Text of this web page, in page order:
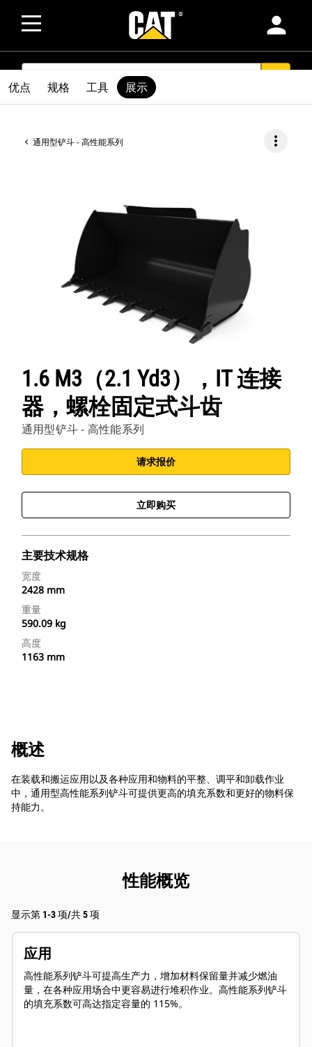
person
SEARCH
通用型铲斗 - 高性能系列 more_vert
1.6 M3（2.1 Yd3），IT 连接
器，螺栓固定式斗齿
通用型铲斗 - 高性能系列
请求报价
立即购买
主要技术规格
宽度
2428 mm
重量
590.09 kg
高度
1163 mm
优点 规格 工具 展示
概述
在装载和搬运应用以及各种应用和物料的平整、调平和卸载作业
中，通用型高性能系列铲斗可提供更高的填充系数和更好的物料保
持能力。
性能概览
显示第 1-3 项/共 5 项
应用
高性能系列铲斗可提高生产力，增加材料保留量并减少燃油
量，在各种应用场合中更容易进行堆积作业。高性能系列铲斗
的填充系数可高达指定容量的 115%。